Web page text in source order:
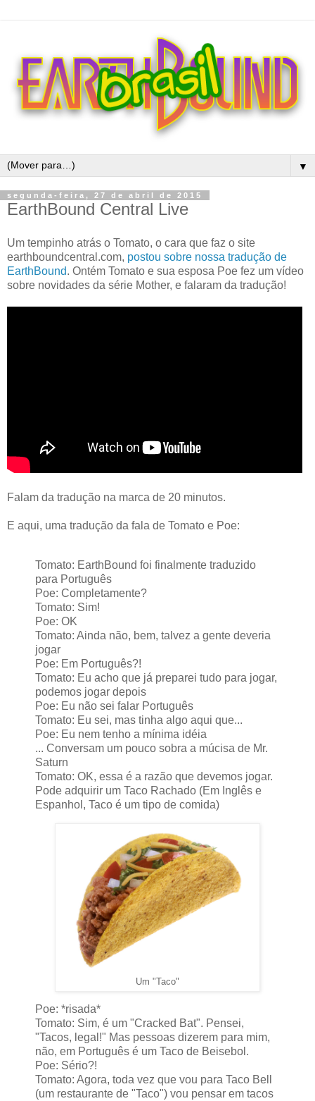
▼
segunda-feira, 27 de abril de 2015
EarthBound Central Live
Um tempinho atrás o Tomato, o cara que faz o site
earthboundcentral.com, postou sobre nossa tradução de
EarthBound. Ontém Tomato e sua esposa Poe fez um vídeo
sobre novidades da série Mother, e falaram da tradução!
Falam da tradução na marca de 20 minutos.
E aqui, uma tradução da fala de Tomato e Poe:
Tomato: EarthBound foi finalmente traduzido
para Português
Poe: Completamente?
Tomato: Sim!
Poe: OK
Tomato: Ainda não, bem, talvez a gente deveria
jogar
Poe: Em Português?!
Tomato: Eu acho que já preparei tudo para jogar,
podemos jogar depois
Poe: Eu não sei falar Português
Tomato: Eu sei, mas tinha algo aqui que...
Poe: Eu nem tenho a mínima idéia
... Conversam um pouco sobra a múcisa de Mr.
Saturn
Tomato: OK, essa é a razão que devemos jogar.
Pode adquirir um Taco Rachado (Em Inglês e
Espanhol, Taco é um tipo de comida)
Um "Taco"
Poe: *risada*
Tomato: Sim, é um "Cracked Bat". Pensei,
"Tacos, legal!" Mas pessoas dizerem para mim,
não, em Português é um Taco de Beisebol.
Poe: Sério?!
Tomato: Agora, toda vez que vou para Taco Bell
(um restaurante de "Taco") vou pensar em tacos